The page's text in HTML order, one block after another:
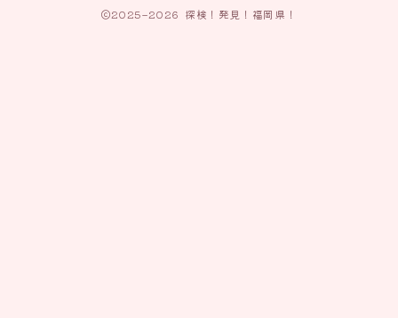
2025–2026 探検！発見！福岡県！